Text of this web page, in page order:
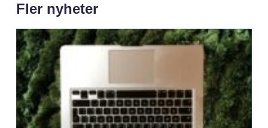
Fler nyheter